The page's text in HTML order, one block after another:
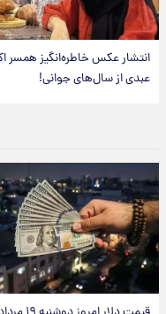
انتشار عکس خاطره‌انگیز همسر اکبر
عبدی از سال‌های جوانی!